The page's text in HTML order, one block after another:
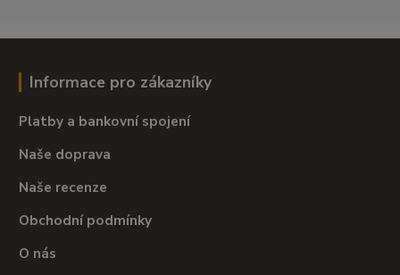
Informace pro zákazníky
Platby a bankovní spojení
Naše doprava
Naše recenze
Obchodní podmínky
O nás